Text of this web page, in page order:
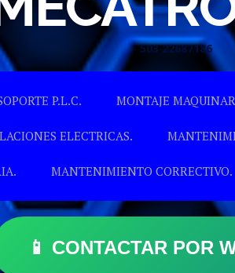
503 22687186
Skip to
P.L.C. MONTAJE
ELECTRICAS.
MANTENIMIENTO CORRECTIVO.
📱 CONTACTAR POR